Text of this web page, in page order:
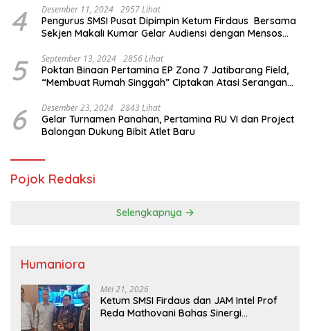
4 Desember 11, 2024 2957 Lihat
Pengurus SMSI Pusat Dipimpin Ketum Firdaus Bersama
Sekjen Makali Kumar Gelar Audiensi dengan Mensos
5 September 13, 2024 2856 Lihat
Poktan Binaan Pertamina EP Zona 7 Jatibarang Field,
“Membuat Rumah Singgah” Ciptakan Atasi Serangan
6 Desember 23, 2024 2843 Lihat
Gelar Turnamen Panahan, Pertamina RU VI dan Project
Balongan Dukung Bibit Atlet Baru
Pojok Redaksi
Selengkapnya
Humaniora
Mei 21, 2026
Ketum SMSI Firdaus dan JAM Intel Prof
Reda Mathovani Bahas Sinergi